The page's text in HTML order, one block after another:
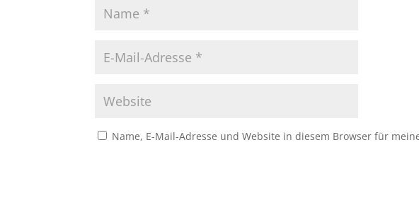
Name, E-Mail-Adresse und Website in diesem Browser für